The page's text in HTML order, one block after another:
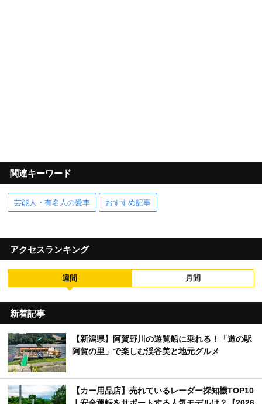
関連キーワード
芸能人・有名人の愛車 おすすめ記事
アクセスランキング
週間 月間
新着記事
【新潟県】阿賀野川の遊覧船に乗れる！「道の駅
阿賀の里」で楽しむ渓谷美と地元グルメ
【カー用品店】売れているレーダー探知機TOP10